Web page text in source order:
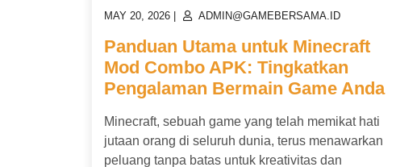
POSTED
MAY 20, 2026
POSTED
ADMIN@GAMEBERSAMA.ID
Panduan Utama untuk Minecraft
Mod Combo APK: Tingkatkan
Pengalaman Bermain Game Anda
Minecraft, sebuah game yang telah memikat hati
jutaan orang di seluruh dunia, terus menawarkan
peluang tanpa batas untuk kreativitas dan